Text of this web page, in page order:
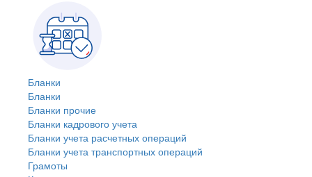
Бланки
Бланки
Бланки прочие
Бланки кадрового учета
Бланки учета расчетных операций
Бланки учета транспортных операций
Грамоты